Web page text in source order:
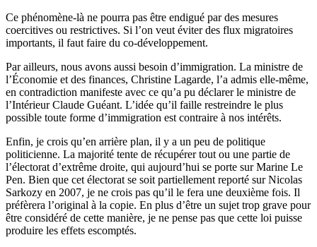
Ce phénomène-là ne pourra pas être endigué par des mesures
coercitives ou restrictives. Si l’on veut éviter des flux migratoires
importants, il faut faire du co-développement.
Par ailleurs, nous avons aussi besoin d’immigration. La ministre de
l’Économie et des finances, Christine Lagarde, l’a admis elle-même,
en contradiction manifeste avec ce qu’a pu déclarer le ministre de
l’Intérieur Claude Guéant. L’idée qu’il faille restreindre le plus
possible toute forme d’immigration est contraire à nos intérêts.
Enfin, je crois qu’en arrière plan, il y a un peu de politique
politicienne. La majorité tente de récupérer tout ou une partie de
l’électorat d’extrême droite, qui aujourd’hui se porte sur Marine Le
Pen. Bien que cet électorat se soit partiellement reporté sur Nicolas
Sarkozy en 2007, je ne crois pas qu’il le fera une deuxième fois. Il
préfèrera l’original à la copie. En plus d’être un sujet trop grave pour
être considéré de cette manière, je ne pense pas que cette loi puisse
produire les effets escomptés.